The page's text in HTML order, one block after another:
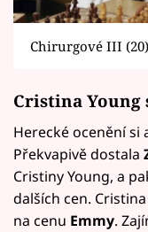
Chirurgové III (20)
Cristina Young
Herecké ocenění si
Překvapivě dostala
Cristiny Young, a
dalších cen.
na cenu Emmy.